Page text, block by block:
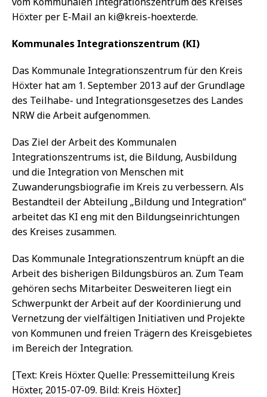
Höxter per E-Mail an ki@kreis-hoexter.de.
Kommunales Integrationszentrum (KI)
Das Kommunale Integrationszentrum für den Kreis
Höxter hat am 1. September 2013 auf der Grundlage
des Teilhabe- und Integrationsgesetzes des Landes
NRW die Arbeit aufgenommen.
Das Ziel der Arbeit des Kommunalen
Integrationszentrums ist, die Bildung, Ausbildung
und die Integration von Menschen mit
Zuwanderungsbiografie im Kreis zu verbessern. Als
Bestandteil der Abteilung „Bildung und Integration“
arbeitet das KI eng mit den Bildungseinrichtungen
des Kreises zusammen.
Das Kommunale Integrationszentrum knüpft an die
Arbeit des bisherigen Bildungsbüros an. Zum Team
gehören sechs Mitarbeiter. Desweiteren liegt ein
Schwerpunkt der Arbeit auf der Koordinierung und
Vernetzung der vielfältigen Initiativen und Projekte
von Kommunen und freien Trägern des Kreisgebietes
im Bereich der Integration.
[Text: Kreis Höxter. Quelle: Pressemitteilung Kreis
Höxter, 2015-07-09. Bild: Kreis Höxter.]